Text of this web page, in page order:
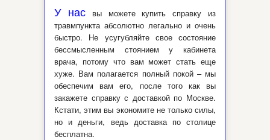
У насвы можете купить справку из
травмпункта абсолютно легально и очень
быстро. Не усугубляйте свое состояние
бессмысленным стоянием у кабинета
врача, потому что вам может стать еще
хуже. Вам полагается полный покой – мы
обеспечим вам его, после того как вы
закажете справку с доставкой по Москве.
Кстати, этим вы экономите не только силы,
но и деньги, ведь доставка по столице
бесплатна.